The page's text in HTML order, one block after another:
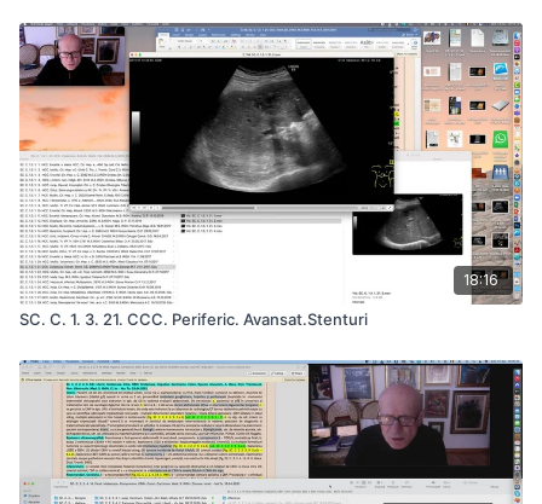
18:16
SC. C. 1. 3. 21. CCC. Periferic. Avansat.Stenturi